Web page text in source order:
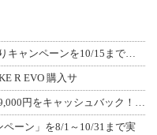
R EVO 購入サ
ペーン」を8/1～10/31まで実